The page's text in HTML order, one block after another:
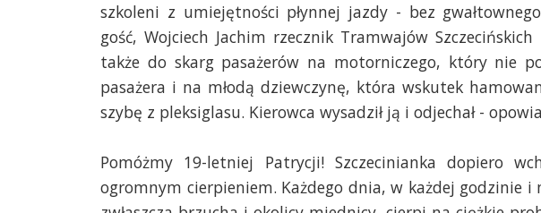
szkoleni z umiejętności płynnej jazdy - bez
gość, Wojciech Jachim rzecznik Tramwajów
także do skarg pasażerów na motorniczego, który nie
pasażera i na młodą dziewczynę, która wskutek
szybę z pleksiglasu. Kierowca wysadził ją i odjechał -
Pomóżmy 19-letniej Patrycji! Szczecinianka dopiero
ogromnym cierpieniem. Każdego dnia, w każdej godzinie i